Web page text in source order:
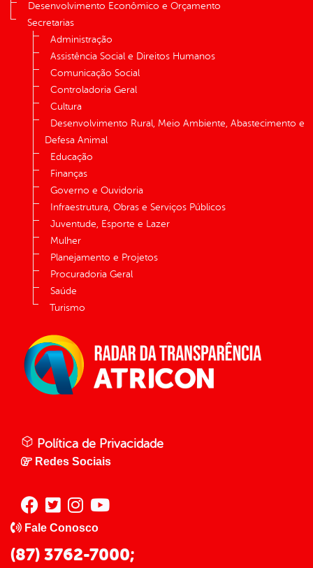
Desenvolvimento Econômico e Orçamento
Secretarias
Administração
Assistência Social e Direitos Humanos
Comunicação Social
Controladoria Geral
Cultura
Desenvolvimento Rural, Meio Ambiente, Abastecimento e
Defesa Animal
Educação
Finanças
Governo e Ouvidoria
Infraestrutura, Obras e Serviços Públicos
Juventude, Esporte e Lazer
Mulher
Planejamento e Projetos
Procuradoria Geral
Saúde
Turismo
Política de Privacidade
Redes Sociais
Fale Conosco
(87) 3762-7000;